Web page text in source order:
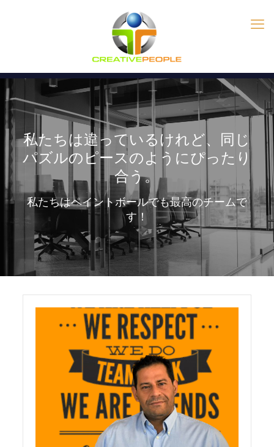
私たちは違っているけれど、同じ
パズルのピースのようにぴったり
合う。
私たちはペイントボールでも最高のチームで
す！